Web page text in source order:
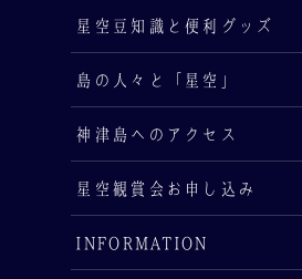
星空豆知識と便利グッズ
島の人々と「星空」
神津島へのアクセス
星空観賞会お申し込み
INFORMATION